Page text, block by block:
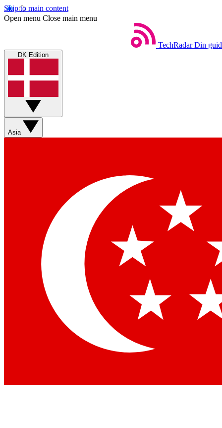
Skip to main content
Open menu Close main menu
TechRadar Din
DK Edition
Asia